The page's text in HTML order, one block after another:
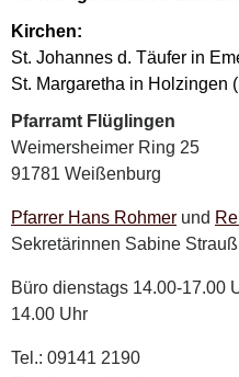
Kirchen:
St. Johannes d. Täufer in
St. Margaretha in Holzingen
Pfarramt Flüglingen
Weimersheimer Ring 25
91781 Weißenburg
Pfarrer Hans Rohmer und
Sekretärinnen Sabine
Büro dienstags 14.00-17.00
14.00 Uhr
Tel.: 09141 2190